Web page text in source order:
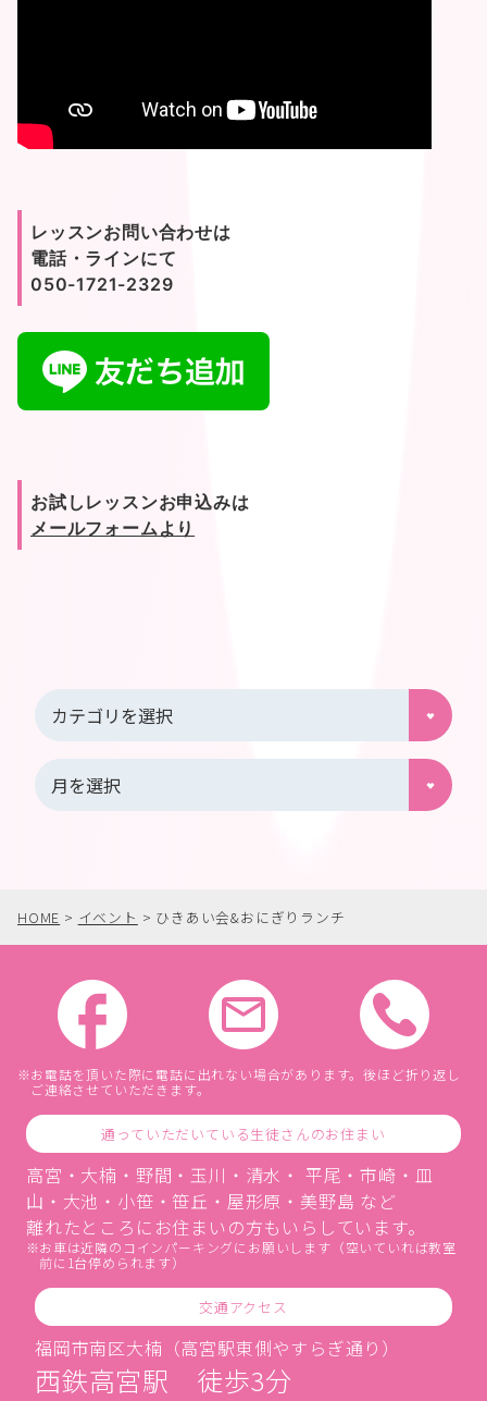
レッスンお問い合わせは
電話・ラインにて
050-1721-2329
お試しレッスンお申込みは
メールフォームより
HOME > イベント > ひきあい会&おにぎりランチ
お電話を頂いた際に電話に出れない場合があります。後ほど折り返し
ご連絡させていただきます。
通っていただいている生徒さんのお住まい
高宮・大楠・野間・玉川・清水・ 平尾・市崎・皿
山・大池・小笹・笹丘・屋形原・美野島 など
離れたところにお住まいの方もいらしています。
お車は近隣のコインパーキングにお願いします（空いていれば教室
前に1台停められます）
交通アクセス
福岡市南区大楠（高宮駅東側やすらぎ通り）
西鉄高宮駅 徒歩3分